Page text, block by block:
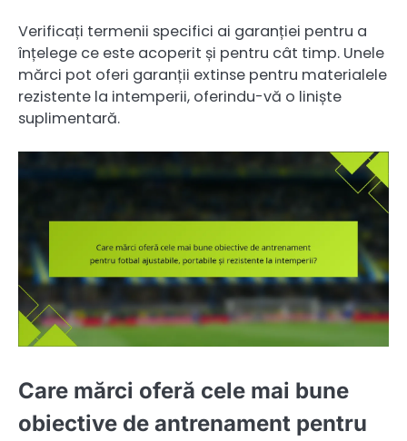
Verificați termenii specifici ai garanției pentru a
înțelege ce este acoperit și pentru cât timp. Unele
mărci pot oferi garanții extinse pentru materialele
rezistente la intemperii, oferindu-vă o liniște
suplimentară.
Care mărci oferă cele mai bune
obiective de antrenament pentru